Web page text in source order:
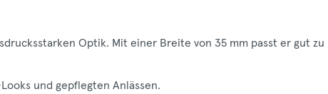
Optik. Mit einer Breite von 35 mm passt er gut zu
und gepflegten Anlässen.